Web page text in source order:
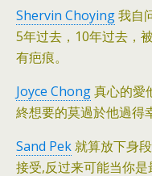
Shervin Choying我自
5年过去，10年过去，
有疤痕。
Joyce Chong真心的愛
終想要的莫過於他過得
Sand Pek就算放下身
接受,反过来可能当你